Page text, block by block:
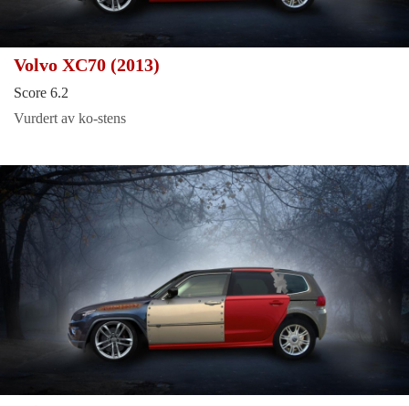
Volvo XC70 (2013)
Score 6.2
Vurdert av ko-stens